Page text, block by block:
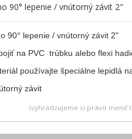
90° lepenie / vnútorný závit 2"
90° lepenie / vnútorný závit 2"
na PVC trúbku alebo flexi
používajte špeciálne lepidlá
(vyhradzujeme si právo